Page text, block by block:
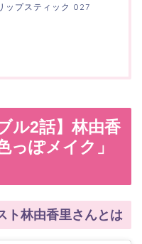
ップスティック 027
ル2話】林由香
っぽメイク」
ト林由香里さんとは